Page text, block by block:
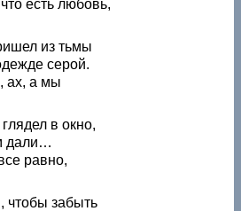
есть любовь,
из тьмы
серой.
ах, а мы
в окно,
дали…
равно,
забыть